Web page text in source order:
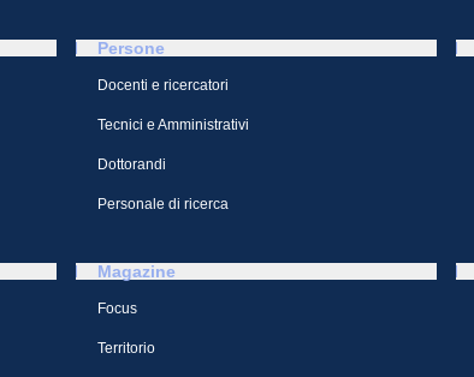
Persone
Docenti e ricercatori
Tecnici e Amministrativi
Dottorandi
Personale di ricerca
Magazine
Focus
Territorio